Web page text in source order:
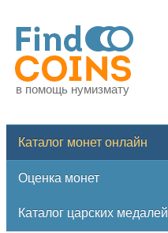
в помощь нумизмату
Каталог монет онлайн
Оценка монет
Каталог царских медалей